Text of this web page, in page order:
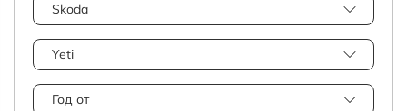
Skoda
Yeti
Год от